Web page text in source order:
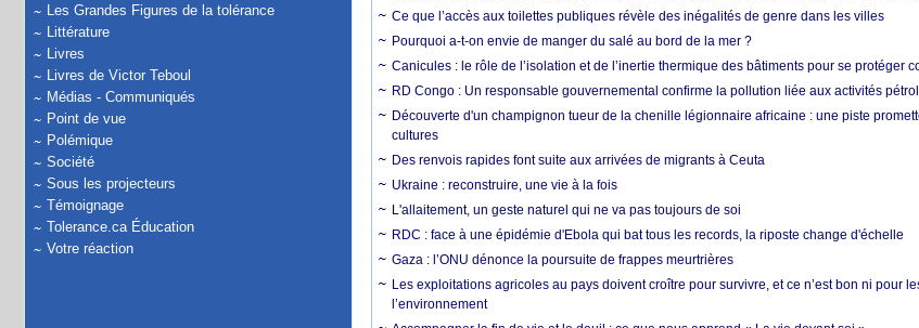
Les Grandes Figures de la tolérance
Littérature
Livres
Livres de Victor Teboul
Médias - Communiqués
Point de vue
Polémique
Société
Sous les projecteurs
Témoignage
Tolerance.ca Éducation
Votre réaction
Ce que l’accès aux toilettes publiques révèle des inégalités de genre dans les villes
Pourquoi a-t-on envie de manger du salé au bord de la mer ?
Canicules : le rôle de l’isolation et de l’inertie thermique des bâtiments pour se protéger
RD Congo : Un responsable gouvernemental confirme la pollution liée aux activités
Découverte d'un champignon tueur de la chenille légionnaire africaine : une piste
cultures
Des renvois rapides font suite aux arrivées de migrants à Ceuta
Ukraine : reconstruire, une vie à la fois
L'allaitement, un geste naturel qui ne va pas toujours de soi
RDC : face à une épidémie d'Ebola qui bat tous les records, la riposte change d'échelle
Gaza : l’ONU dénonce la poursuite de frappes meurtrières
Les exploitations agricoles au pays doivent croître pour survivre, et ce n’est bon ni pour
l’environnement